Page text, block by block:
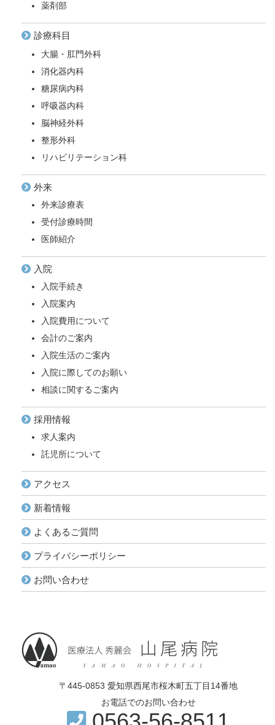
薬剤部
診療科目
大腸・肛門外科
消化器内科
糖尿病内科
呼吸器内科
脳神経外科
整形外科
リハビリテーション科
外来
外来診療表
受付診療時間
医師紹介
入院
入院手続き
入院案内
入院費用について
会計のご案内
入院生活のご案内
入院に際してのお願い
相談に関するご案内
採用情報
求人案内
託児所について
アクセス
新着情報
よくあるご質問
プライバシーポリシー
お問い合わせ
〒445-0853 愛知県西尾市桜木町五丁目14番地
お電話でのお問い合わせ